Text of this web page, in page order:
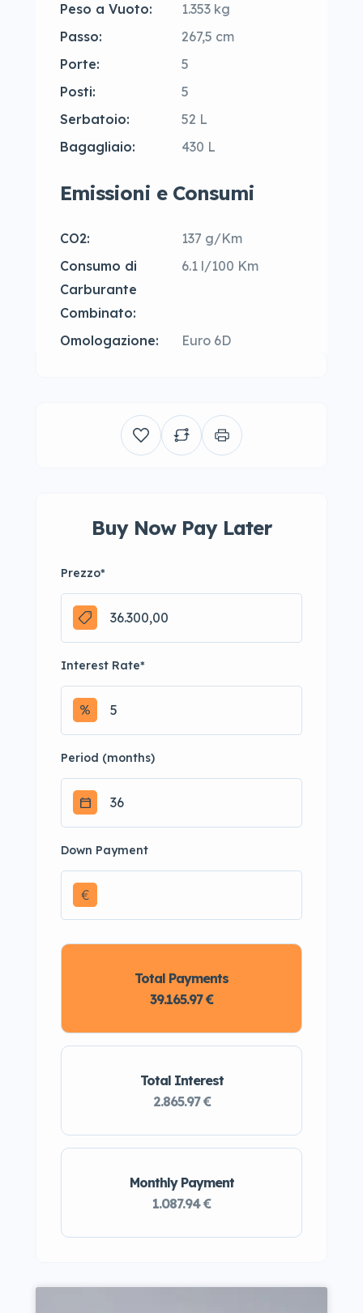
Peso a Vuoto:
1.353 kg
Passo:
267,5 cm
Porte:
5
Posti:
5
Serbatoio:
52 L
Bagagliaio:
430 L
Emissioni e Consumi
CO2:
137 g/Km
Consumo di
Carburante
Combinato:
6.1 l/100 Km
Omologazione: Euro 6D
Buy Now Pay Later
Prezzo*
Interest Rate*
Period (months)
Down Payment
€
Monthly Payment
1.087.94 €
Total Interest
2.865.97 €
Total Payments
39.165.97 €